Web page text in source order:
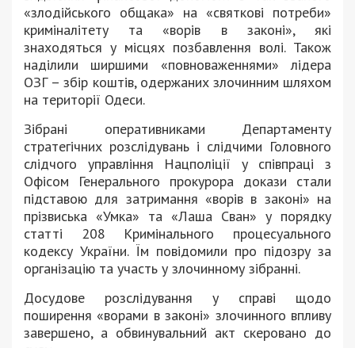
«злодійського общака» на «святкові потреби»
криміналітету та «ворів в законі», які
знаходяться у місцях позбавлення волі. Також
наділили ширшими «повноваженнями» лідера
ОЗГ – збір коштів, одержаних злочинним шляхом
на території Одеси.
Зібрані оперативниками Департаменту
стратегічних розслідувань і слідчими Головного
слідчого управління Нацполіції у співпраці з
Офісом Генерального прокурора докази стали
підставою для затримання «ворів в законі» на
прізвиська «Умка» та «Лаша Сван» у порядку
статті 208 Кримінального процесуального
кодексу України. Їм повідомили про підозру за
організацію та участь у злочинному зібранні.
Досудове розслідування у справі щодо
поширення «ворами в законі» злочинного впливу
завершено, а обвинувальний акт скеровано до